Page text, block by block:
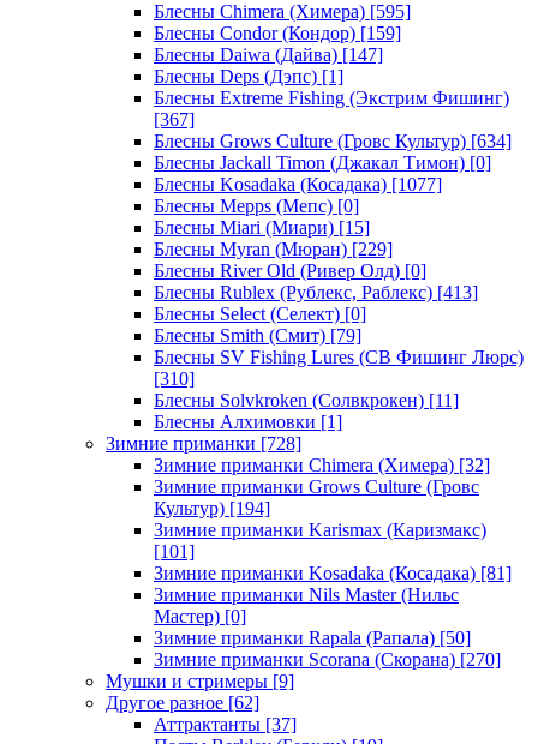
Блесны Chimera (Химера) [595]
Блесны Condor (Кондор) [159]
Блесны Daiwa (Дайва) [147]
Блесны Deps (Дэпс) [1]
Блесны Extreme Fishing (Экстрим Фишинг)
[367]
Блесны Grows Culture (Гровс Культур) [634]
Блесны Jackall Timon (Джакал Тимон) [0]
Блесны Kosadaka (Косадака) [1077]
Блесны Mepps (Мепс) [0]
Блесны Miari (Миари) [15]
Блесны Myran (Мюран) [229]
Блесны River Old (Ривер Олд) [0]
Блесны Rublex (Рублекс, Раблекс) [413]
Блесны Select (Селект) [0]
Блесны Smith (Смит) [79]
Блесны SV Fishing Lures (СВ Фишинг Люрс)
[310]
Блесны Solvkroken (Солвкрокен) [11]
Блесны Алхимовки [1]
Зимние приманки [728]
Зимние приманки Chimera (Химера) [32]
Зимние приманки Grows Culture (Гровс
Культур) [194]
Зимние приманки Karismax (Каризмакс)
[101]
Зимние приманки Kosadaka (Косадака) [81]
Зимние приманки Nils Master (Нильс
Мастер) [0]
Зимние приманки Rapala (Рапала) [50]
Зимние приманки Scorana (Скорана) [270]
Мушки и стримеры [9]
Другое разное [62]
Аттрактанты [37]